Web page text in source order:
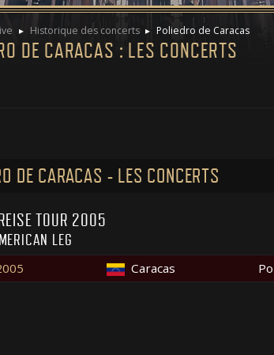
Historique des concerts Poliedro de Caracas
DE CARACAS : LES CONCERTS
DE CARACAS - LES CONCERTS
TOUR 2005
LEG
Caracas